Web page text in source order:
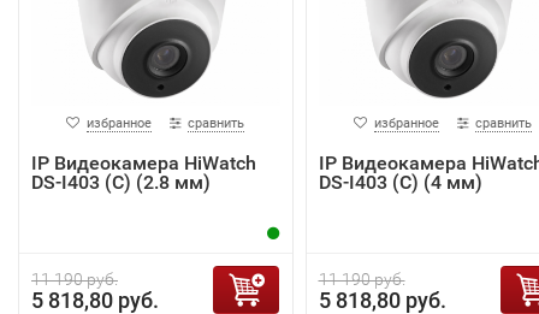
избранное сравнить
IP Видеокамера HiWatch
DS-I403 (C) (2.8 мм)
11 190 руб.
5 818,80 руб.
избранное сравнить
IP Видеокамера
DS-I403 (C) (4 мм)
11 190 руб.
5 818,80 руб.